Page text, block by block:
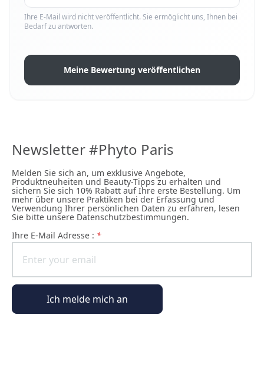
Ihre E-Mail wird nicht veröffentlicht. Sie ermöglicht uns, Ihnen bei
Bedarf zu antworten.
Meine Bewertung veröffentlichen
Newsletter #Phyto Paris
Melden Sie sich an, um exklusive Angebote,
Produktneuheiten und Beauty-Tipps zu erhalten und
sichern Sie sich 10% Rabatt auf Ihre erste Bestellung. Um
mehr über unsere Praktiken bei der Erfassung und
Verwendung Ihrer persönlichen Daten zu erfahren, lesen
Sie bitte unsere Datenschutzbestimmungen.
Ihre E-Mail Adresse : *
Ich melde mich an